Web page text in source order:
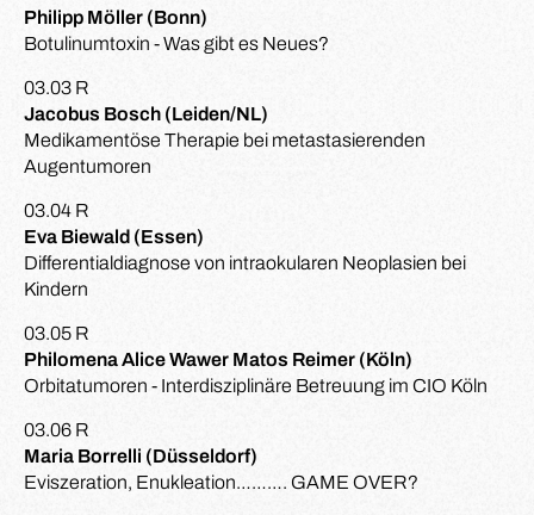
Philipp Möller (Bonn)
Botulinumtoxin - Was gibt es Neues?
03.03 R
Jacobus Bosch (Leiden/NL)
Medikamentöse Therapie bei metastasierenden
Augentumoren
03.04 R
Eva Biewald (Essen)
Differentialdiagnose von intraokularen Neoplasien bei
Kindern
03.05 R
Philomena Alice Wawer Matos Reimer (Köln)
Orbitatumoren - Interdisziplinäre Betreuung im CIO Köln
03.06 R
Maria Borrelli (Düsseldorf)
Eviszeration, Enukleation………. GAME OVER?